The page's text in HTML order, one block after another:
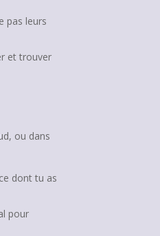
pas leurs
et trouver
ou dans
dont tu as
pour